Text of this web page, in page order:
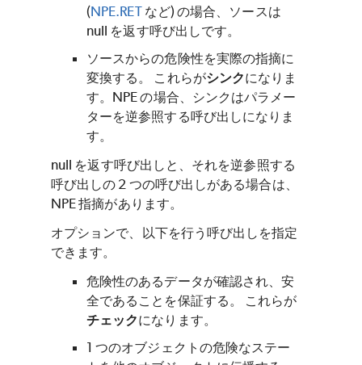
(NPE.RETなど) の場合、ソースは
null を返す呼び出しです。
ソースからの危険性を実際の指摘に
変換する。 これらがシンクになりま
す。NPE の場合、シンクはパラメー
ターを逆参照する呼び出しになりま
す。
null を返す呼び出しと、それを逆参照する
呼び出しの 2 つの呼び出しがある場合は、
NPE 指摘があります。
オプションで、以下を行う呼び出しを指定
できます。
危険性のあるデータが確認され、安
全であることを保証する。 これらが
チェックになります。
1 つのオブジェクトの危険なステー